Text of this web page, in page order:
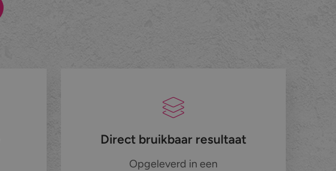
Direct bruikbaar resultaat
Opgeleverd in een